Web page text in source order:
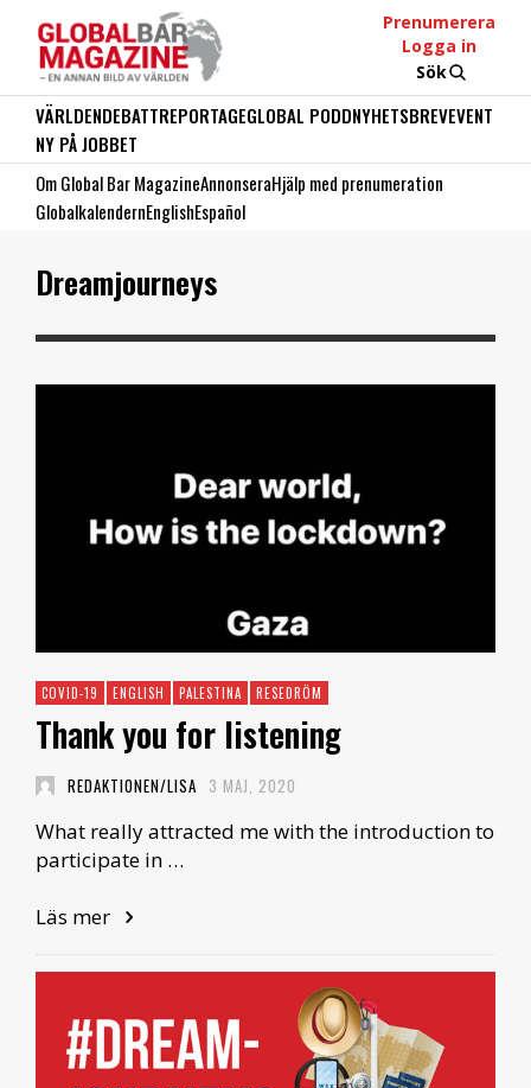
Prenumerera
Logga in
Sök
VÄRLDENDEBATTREPORTAGEGLOBAL PODDNYHETSBREVEVENT
NY PÅ JOBBET
Om Global Bar MagazineAnnonseraHjälp med prenumeration
GlobalkalendernEnglishEspañol
Dreamjourneys
COVID-19 ENGLISH PALESTINA RESEDRÖM
Thank you for listening
REDAKTIONEN/LISA 3 MAJ, 2020
What really attracted me with the introduction to
participate in …
Läs mer